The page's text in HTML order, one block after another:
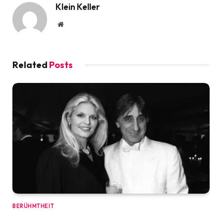
Klein Keller
Website
Related Posts
BERÜHMTHEIT